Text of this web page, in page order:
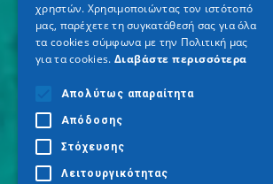
χρηστών. Χρησιμοποιώντας τον ιστότοπό
μας, παρέχετε τη συγκατάθεσή σας για όλα
τα cookies σύμφωνα με την Πολιτική μας
για τα cookies. Διαβάστε περισσότερα
Απολύτως απαραίτητα
Απόδοσης
Στόχευσης
Λειτουργικότητας